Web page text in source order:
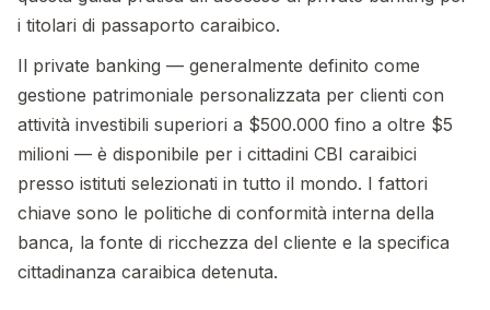
i titolari di passaporto caraibico.
Il private banking — generalmente definito come
gestione patrimoniale personalizzata per clienti con
attività investibili superiori a $500.000 fino a oltre $5
milioni — è disponibile per i cittadini CBI caraibici
presso istituti selezionati in tutto il mondo. I fattori
chiave sono le politiche di conformità interna della
banca, la fonte di ricchezza del cliente e la specifica
cittadinanza caraibica detenuta.